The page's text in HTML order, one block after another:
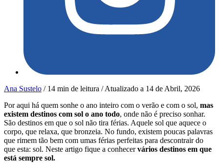
Ana Sustelo / 14 min de leitura /Atualizado a 14 de Abril, 2026
Por aqui há quem sonhe o ano inteiro com o verão e com o sol, mas
existem destinos com sol o ano todo, onde não é preciso sonhar.
São destinos em que o sol não tira férias. Aquele sol que aquece o
corpo, que relaxa, que bronzeia. No fundo, existem poucas palavras
que rimem tão bem com umas férias perfeitas para descontrair do
que esta: sol. Neste artigo fique a conhecervários destinos em que
está sempre sol.